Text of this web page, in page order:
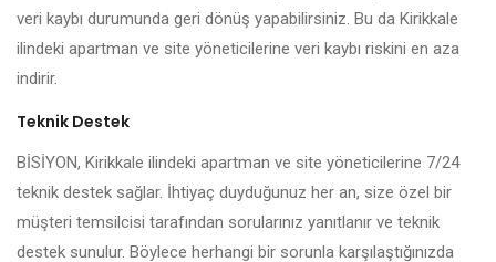
veri kaybı durumunda geri dönüş yapabilirsiniz. Bu da Kirikkale
ilindeki apartman ve site yöneticilerine veri kaybı riskini en aza
indirir.
Teknik Destek
BİSİYON, Kirikkale ilindeki apartman ve site yöneticilerine 7/24
teknik destek sağlar. İhtiyaç duyduğunuz her an, size özel bir
müşteri temsilcisi tarafından sorularınız yanıtlanır ve teknik
destek sunulur. Böylece herhangi bir sorunla karşılaştığınızda